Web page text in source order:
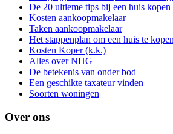
De 20 ultieme tips bij een huis kopen
Kosten aankoopmakelaar
Taken aankoopmakelaar
Het stappenplan om een huis te kopen
Kosten Koper (k.k.)
Alles over NHG
De betekenis van onder bod
Een geschikte taxateur vinden
Soorten woningen
Over ons